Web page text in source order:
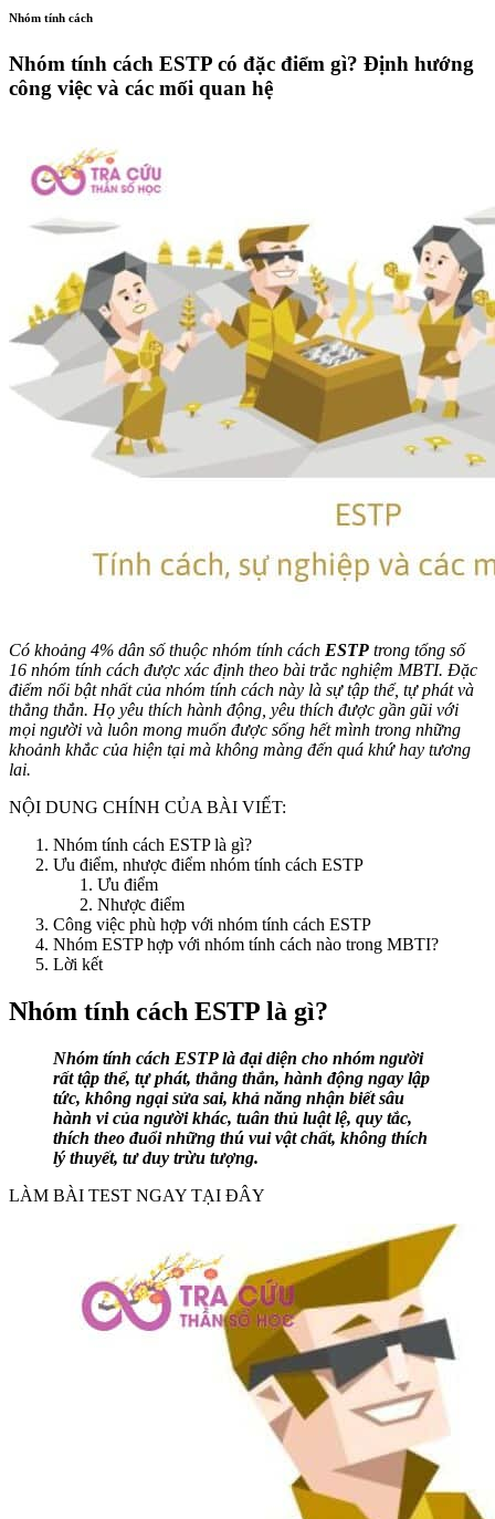
Nhóm tính cách
Nhóm tính cách ESTP có đặc điểm gì? Định hướng
công việc và các mối quan hệ
Có khoảng 4% dân số thuộc nhóm tính cách ESTP trong tổng số
16 nhóm tính cách được xác định theo bài trắc nghiệm MBTI. Đặc
điểm nổi bật nhất của nhóm tính cách này là sự tập thể, tự phát và
thẳng thắn. Họ yêu thích hành động, yêu thích được gần gũi với
mọi người và luôn mong muốn được sống hết mình trong những
khoảnh khắc của hiện tại mà không màng đến quá khứ hay tương
lai.
NỘI DUNG CHÍNH CỦA BÀI VIẾT:
Nhóm tính cách ESTP là gì?
Ưu điểm, nhược điểm nhóm tính cách ESTP
Ưu điểm
Nhược điểm
Công việc phù hợp với nhóm tính cách ESTP
Nhóm ESTP hợp với nhóm tính cách nào trong MBTI?
Lời kết
Nhóm tính cách ESTP là gì?
Nhóm tính cách ESTP là đại diện cho nhóm người
rất tập thể, tự phát, thẳng thắn, hành động ngay lập
tức, không ngại sửa sai, khả năng nhận biết sâu
hành vi của người khác, tuân thủ luật lệ, quy tắc,
thích theo đuổi những thú vui vật chất, không thích
lý thuyết, tư duy trừu tượng.
LÀM BÀI TEST NGAY TẠI ĐÂY